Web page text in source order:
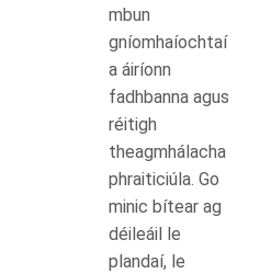
mbun
gníomhaíochtaí
a áiríonn
fadhbanna agus
réitigh
theagmhálacha
phraiticiúla. Go
minic bítear ag
déileáil le
plandaí, le